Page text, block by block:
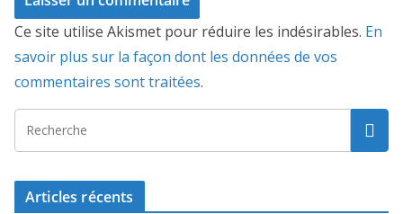
Ce site utilise Akismet pour réduire les indésirables. En
savoir plus sur la façon dont les données de vos
commentaires sont traitées.
Articles récents